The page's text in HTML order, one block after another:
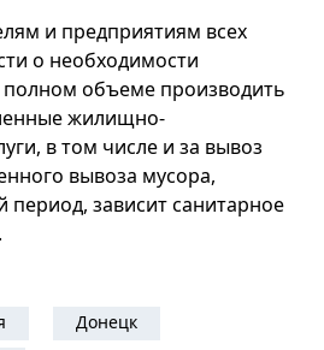
и предприятиям всех
о необходимости
объеме производить
жилищно-
в том числе и за вывоз
вывоза мусора,
период, зависит санитарное
Донецк